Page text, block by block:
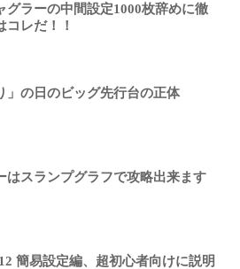
グラーの中間設定1000枚辞めに徹
コレだ！！
」の日のビッグ先行台の正体
はスランプグラフで攻略出来ます
簡易設定編、超初心者向けに説明